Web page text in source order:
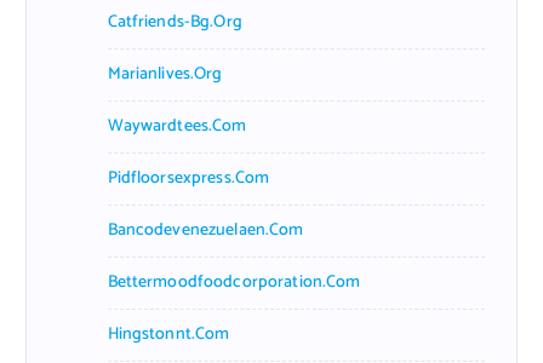
Catfriends-Bg.org
Marianlives.org
Waywardtees.com
Pidfloorsexpress.com
Bancodevenezuelaen.com
Bettermoodfoodcorporation.com
Hingstonnt.com